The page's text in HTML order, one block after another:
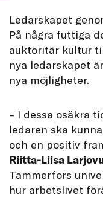
Ledarskapet
På några futtiga
auktoritär kultur
nya ledarskapet
nya möjligheter.
– I dessa osäkra
ledaren ska
och en positiv
Riitta-Liisa
Tammerfors
hur arbetslivet